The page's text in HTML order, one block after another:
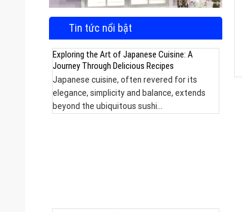
Tin tức nổi bật
Exploring the Art of Japanese Cuisine: A
Journey Through Delicious Recipes
Japanese cuisine, often revered for its
elegance, simplicity and balance, extends
beyond the ubiquitous sushi...
Phụ kiện an toàn sân bóng
5.000
Mua ngay